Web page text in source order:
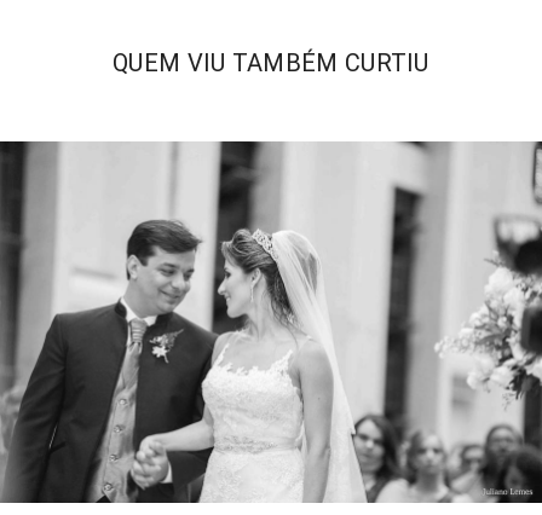
QUEM VIU TAMBÉM CURTIU